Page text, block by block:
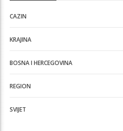
CAZIN
KRAJINA
BOSNA I HERCEGOVINA
REGION
SVIJET